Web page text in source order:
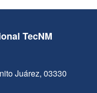
TecNM
Juárez, 03330